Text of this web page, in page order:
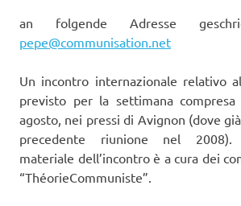
an folgende Adresse
pepe@communisation.net
Un incontro internazionale relativo
previsto per la settimana
agosto, nei pressi di Avignon (dove
precedente riunione nel 2008).
materiale dell’incontro è a cura dei
“ThéorieCommuniste”.